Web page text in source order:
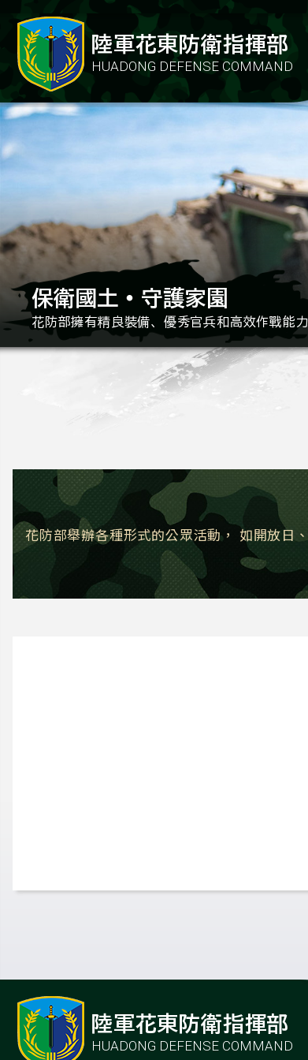
陸軍花東防衛指揮部
HUADONG DEFENSE COMMAND
保衛國土‧守護家園
花防部擁有精良裝備、 優秀官兵和高效作戰能
花防部舉辦各種形式的公眾活動， 如開放日
陸軍花東防衛指揮部
HUADONG DEFENSE COMMAND
陸軍花東防衛指揮部
HUADONG DEFENSE COMMAND